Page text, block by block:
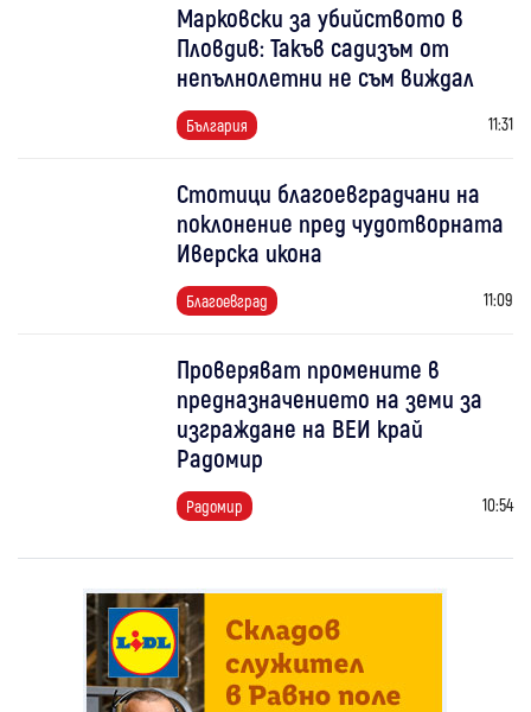
Марковски за убийството в
Пловдив: Такъв садизъм от
непълнолетни не съм виждал
България 11:31
Стотици благоевградчани на
поклонение пред чудотворната
Иверска икона
Благоевград 11:09
Проверяват промените в
предназначението на земи за
изграждане на ВЕИ край
Радомир
Радомир 10:54